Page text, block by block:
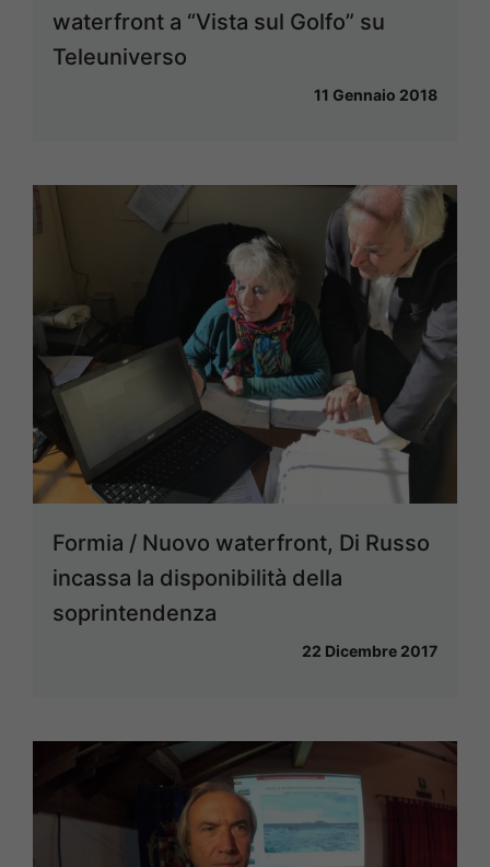
waterfront a “Vista sul Golfo” su
Teleuniverso
11 Gennaio 2018
Formia / Nuovo waterfront, Di Russo
incassa la disponibilità della
soprintendenza
22 Dicembre 2017